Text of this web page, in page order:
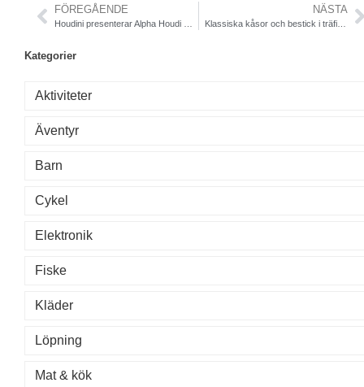
FÖREGÅENDE NÄSTA
Klassiska kåsor och bestick i träfiber och plast
Kategorier
Aktiviteter
Äventyr
Barn
Cykel
Elektronik
Fiske
Kläder
Löpning
Mat & kök